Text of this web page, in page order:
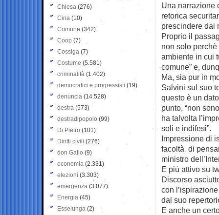
Una narrazione
retorica
prescindere dai
Proprio il
non solo
ambiente in cui
comune” e,
Ma, sia pur in
Salvini sul suo
questo è un
punto, “non
ha talvolta
soli e indifesi”.
Impressione di
facoltà di
ministro
E più attivo su
Discorso
con
dal suo
E anche un
Chiesa (276)
Cina (10)
Comune (342)
Coop (7)
Cossiga (7)
Costume (5.581)
criminalità (1.402)
democratici e progressisti (19)
denuncia (14.528)
destra (573)
destradipopolo (99)
Di Pietro (101)
Diritti civili (276)
don Gallo (9)
economia (2.331)
elezioni (3.303)
emergenza (3.077)
Energia (45)
Esselunga (2)